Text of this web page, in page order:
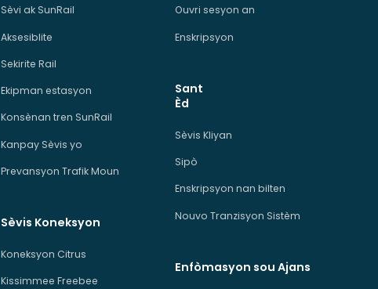
Sèvi ak SunRail
Aksesiblite
Sekirite Rail
Ekipman estasyon
Konsènan tren SunRail
Kanpay Sèvis yo
Prevansyon Trafik Moun
Sèvis Koneksyon
Koneksyon Citrus
Kissimmee Freebee
Ouvri sesyon an
Enskripsyon
Sant
Èd
Sèvis Kliyan
Sipò
Enskripsyon nan bilten
Nouvo Tranzisyon Sistèm
Enfòmasyon sou Ajans